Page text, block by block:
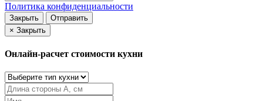
Политика конфиденциальности
Закрыть
Отправить
× Закрыть
Онлайн-расчет стоимости кухни